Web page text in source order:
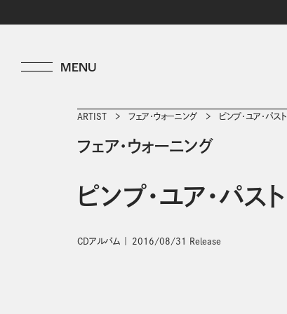
ARTIST フェア・ウォーニング ピンプ・ユア・パスト
フェア・ウォーニング
ピンプ・ユア・パスト
CDアルバム 2016/08/31 Release